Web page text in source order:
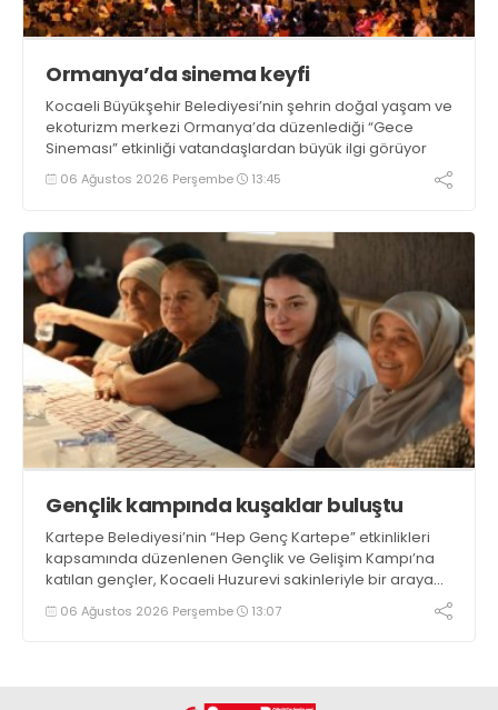
Ormanya’da sinema keyfi
Kocaeli Büyükşehir Belediyesi’nin şehrin doğal yaşam ve
ekoturizm merkezi Ormanya’da düzenlediği “Gece
Sineması” etkinliği vatandaşlardan büyük ilgi görüyor
06 Ağustos 2026 Perşembe 13:45
Gençlik kampında kuşaklar buluştu
Kartepe Belediyesi’nin “Hep Genç Kartepe” etkinlikleri
kapsamında düzenlenen Gençlik ve Gelişim Kampı’na
katılan gençler, Kocaeli Huzurevi sakinleriyle bir araya
geldi06 Ağustos 2026 Perşembe 13:07